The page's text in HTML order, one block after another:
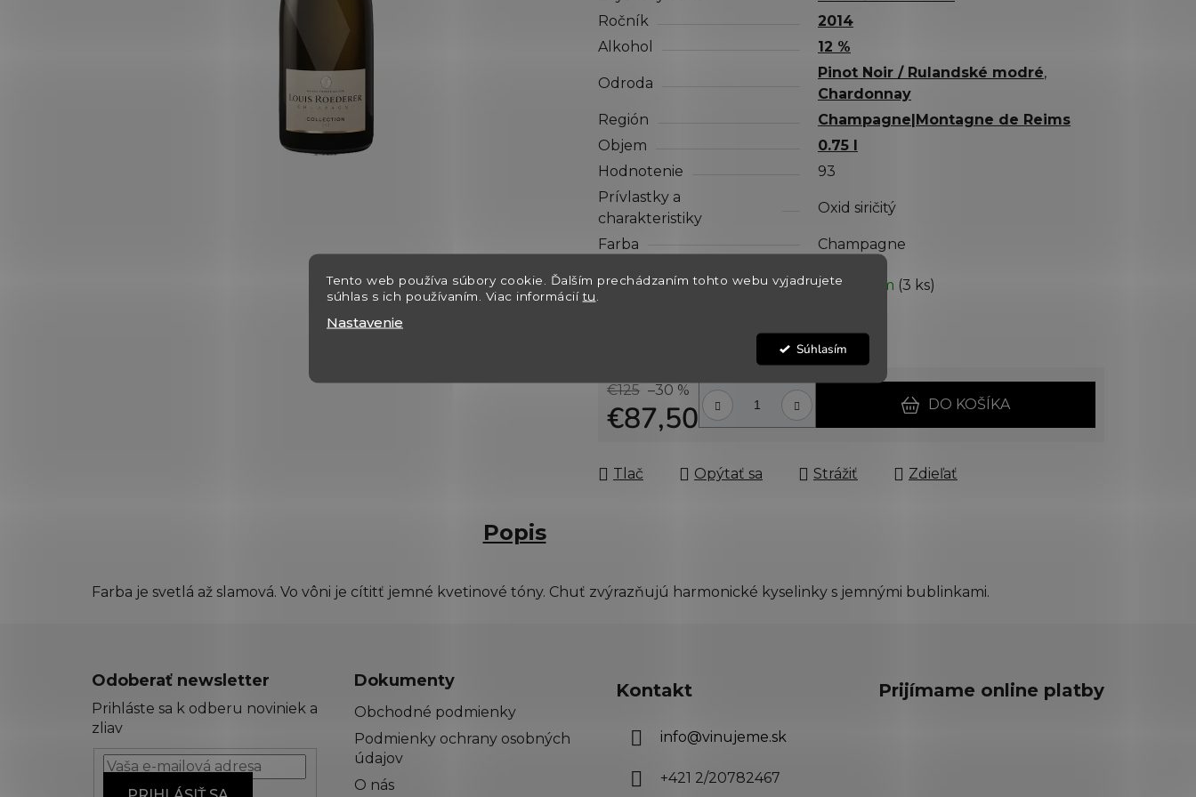
Tento web používa súbory cookie. Ďalším prechádzaním tohto webu vyjadrujete
súhlas s ich používaním. Viac informáciítu
Nastavenie
Súhlasím
hviezdičiek.
Ročník
2014
Alkohol
12 %
Odroda
Pinot Noir / Rulandské modré,
Chardonnay
Región
Champagne|Montagne de Reims
Objem
0.75 l
Hodnotenie
93
Prívlastky a
charakteristiky
Oxid siričitý
Farba Champagne
Dostupnosť ✅ Skladom (3 ks)
16546
€125 –30 %
€87,50 DO KOŠÍKA
Tlač Opýtať sa Strážiť Zdieľať
Popis
Farba je svetlá až slamová. Vo vôni je cítitť jemné kvetinové tóny. Chuť zvýrazňujú harmonické kyselinky s jemnými bublinkami.
Odoberať newsletter
Prihláste sa k odberu noviniek a
zliav
Dokumenty
Obchodné podmienky
Podmienky ochrany osobných
údajov
O nás
Kontakt
info@vinujeme.sk
+421 2/20782467
Prijímame online platby